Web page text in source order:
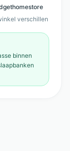
verschillen
binnen